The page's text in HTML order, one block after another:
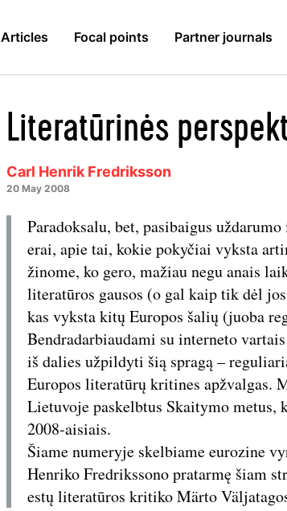
Articles Focal points Partner journals
Literatūrinės
Carl Henrik Fredriksson
20 May 2008
Paradoksalu, bet, pasibaigus
erai, apie tai, kokie pokyčiai vyksta
žinome, ko gero, mažiau negu anais
literatūros gausos (o gal kaip tik dėl
kas vyksta kitų Europos šalių (juoba
Bendradarbiaudami su interneto
iš dalies užpildyti šią spragą –
Europos literatūrų kritines apžvalgas.
Lietuvoje paskelbtus Skaitymo metus,
2008-aisiais.
Šiame numeryje skelbiame eurozine
Henriko Fredrikssono pratarmę šiam
estų literatūros kritiko Märto